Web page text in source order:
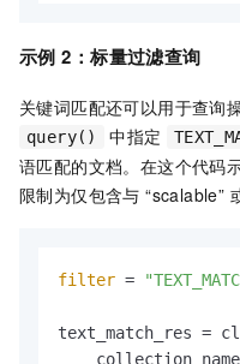
示例 2：标量过滤查询
关键词匹配还可以用于查询
query() 中指定
语匹配的文档。在这个代码
限制为仅包含与 “scalable”
filter =
text_match_res =